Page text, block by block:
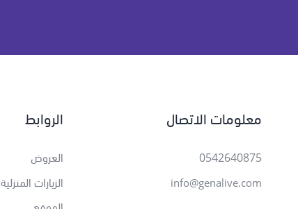
معلومات الاتصال
0542640875
info@genalive.com
الروابط
العروض
الزيارات المنزلية